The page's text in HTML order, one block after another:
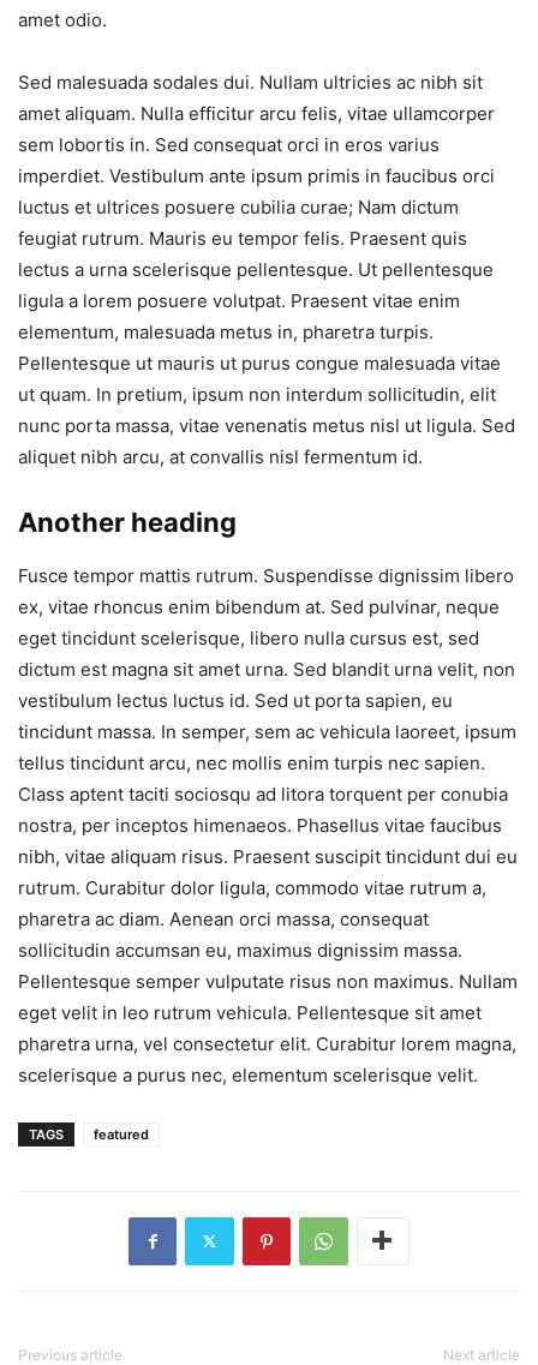
amet odio.
Sed malesuada sodales dui. Nullam ultricies ac nibh sit
amet aliquam. Nulla efficitur arcu felis, vitae ullamcorper
sem lobortis in. Sed consequat orci in eros varius
imperdiet. Vestibulum ante ipsum primis in faucibus orci
luctus et ultrices posuere cubilia curae; Nam dictum
feugiat rutrum. Mauris eu tempor felis. Praesent quis
lectus a urna scelerisque pellentesque. Ut pellentesque
ligula a lorem posuere volutpat. Praesent vitae enim
elementum, malesuada metus in, pharetra turpis.
Pellentesque ut mauris ut purus congue malesuada vitae
ut quam. In pretium, ipsum non interdum sollicitudin, elit
nunc porta massa, vitae venenatis metus nisl ut ligula. Sed
aliquet nibh arcu, at convallis nisl fermentum id.
Another heading
Fusce tempor mattis rutrum. Suspendisse dignissim libero
ex, vitae rhoncus enim bibendum at. Sed pulvinar, neque
eget tincidunt scelerisque, libero nulla cursus est, sed
dictum est magna sit amet urna. Sed blandit urna velit, non
vestibulum lectus luctus id. Sed ut porta sapien, eu
tincidunt massa. In semper, sem ac vehicula laoreet, ipsum
tellus tincidunt arcu, nec mollis enim turpis nec sapien.
Class aptent taciti sociosqu ad litora torquent per conubia
nostra, per inceptos himenaeos. Phasellus vitae faucibus
nibh, vitae aliquam risus. Praesent suscipit tincidunt dui eu
rutrum. Curabitur dolor ligula, commodo vitae rutrum a,
pharetra ac diam. Aenean orci massa, consequat
sollicitudin accumsan eu, maximus dignissim massa.
Pellentesque semper vulputate risus non maximus. Nullam
eget velit in leo rutrum vehicula. Pellentesque sit amet
pharetra urna, vel consectetur elit. Curabitur lorem magna,
scelerisque a purus nec, elementum scelerisque velit.
TAGS featured
Previous article Next article